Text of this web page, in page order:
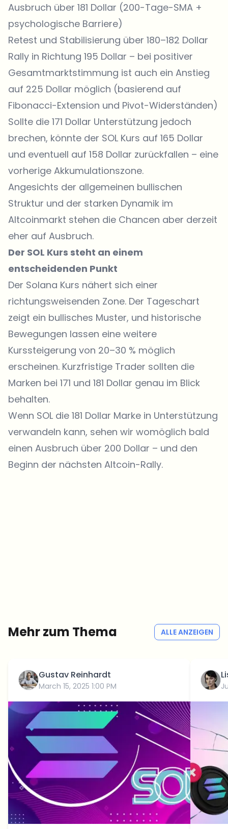
Ausbruch über 181 Dollar (200-Tage-SMA +
psychologische Barriere)
Retest und Stabilisierung über 180–182 Dollar
Rally in Richtung 195 Dollar – bei positiver
Gesamtmarktstimmung ist auch ein Anstieg
auf 225 Dollar möglich (basierend auf
Fibonacci-Extension und Pivot-Widerständen)
Sollte die 171 Dollar Unterstützung jedoch
brechen, könnte der SOL Kurs auf 165 Dollar
und eventuell auf 158 Dollar zurückfallen – eine
vorherige Akkumulationszone.
Angesichts der allgemeinen bullischen
Struktur und der starken Dynamik im
Altcoinmarkt stehen die Chancen aber derzeit
eher auf Ausbruch.
Der SOL Kurs steht an einem
entscheidenden Punkt
Der Solana Kurs nähert sich einer
richtungsweisenden Zone. Der Tageschart
zeigt ein bullisches Muster, und historische
Bewegungen lassen eine weitere
Kurssteigerung von 20–30 % möglich
erscheinen. Kurzfristige Trader sollten die
Marken bei 171 und 181 Dollar genau im Blick
behalten.
Wenn SOL die 181 Dollar Marke in Unterstützung
verwandeln kann, sehen wir womöglich bald
einen Ausbruch über 200 Dollar – und den
Beginn der nächsten Altcoin-Rally.
Mehr zum Thema ALLE ANZEIGEN
Gustav Reinhardt
March 15, 2025 1:00 PM